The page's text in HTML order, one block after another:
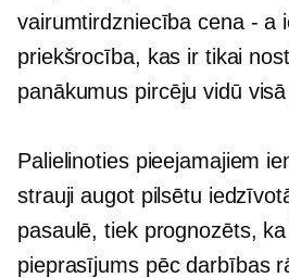
vairumtirdzniecībacena - a
priekšrocība, kas ir tikai
panākumus pircēju vidū
Palielinoties pieejamajiem
strauji augot pilsētu
pasaulē, tiek prognozēts,
pieprasījums pēc darbības